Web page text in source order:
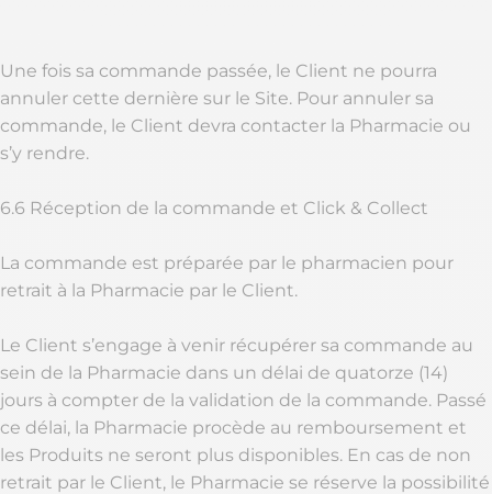
Une fois sa commande passée, le Client ne pourra
annuler cette dernière sur le Site. Pour annuler sa
commande, le Client devra contacter la Pharmacie ou
s’y rendre.
6.6 Réception de la commande et Click & Collect
La commande est préparée par le pharmacien pour
retrait à la Pharmacie par le Client.
Le Client s’engage à venir récupérer sa commande au
sein de la Pharmacie dans un délai de quatorze (14)
jours à compter de la validation de la commande. Passé
ce délai, la Pharmacie procède au remboursement et
les Produits ne seront plus disponibles. En cas de non
retrait par le Client, le Pharmacie se réserve la possibilité